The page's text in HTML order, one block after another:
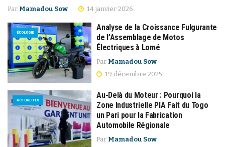
Par Mamadou Sow 14 janvier 2026
ÉCOLOGIE
Analyse de la Croissance Fulgurante
de l’Assemblage de Motos
Électriques à Lomé
Par Mamadou Sow
19 décembre 2025
ACTUALITÉS
Au-Delà du Moteur : Pourquoi la
Zone Industrielle PIA Fait du Togo
un Pari pour la Fabrication
Automobile Régionale
Par Mamadou Sow